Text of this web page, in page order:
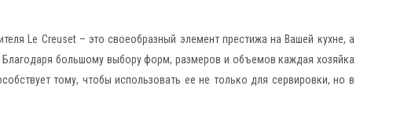
Le Creuset – это своеобразный элемент престижа на Вашей кухне, а
большому выбору форм, размеров и объемов каждая хозяйка
тому, чтобы использовать ее не только для сервировки, но в